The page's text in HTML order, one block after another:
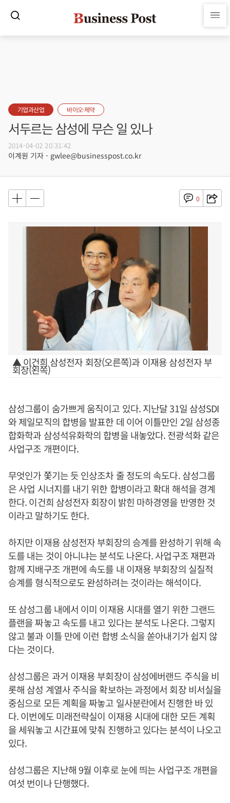
기업과산업 바이오·제약
서두르는 삼성에 무슨 일 있나
2014-04-02 20:31:42
이계원 기자 - gwlee@businesspost.co.kr
0
▲ 이건희 삼성전자 회장(오른쪽)과 이재용 삼성전자 부
회장(왼쪽)
삼성그룹이 숨가쁘게 움직이고 있다. 지난달 31일 삼성SDI
와 제일모직의 합병을 발표한 데 이어 이틀만인 2일 삼성종
합화학과 삼성석유화학의 합병을 내놓았다. 전광석화 같은
사업구조 개편이다.
무엇인가 쫓기는 듯 인상조차 줄 정도의 속도다. 삼성그룹
은 사업 시너지를 내기 위한 합병이라고 확대 해석을 경계
한다. 이건희 삼성전자 회장이 밝힌 마하경영을 반영한 것
이라고 말하기도 한다.
하지만 이재용 삼성전자 부회장의 승계를 완성하기 위해 속
도를 내는 것이 아니냐는 분석도 나온다. 사업구조 재편과
함께 지배구조 개편에 속도를 내 이재용 부회장의 실질적
승계를 형식적으로도 완성하려는 것이라는 해석이다.
또 삼성그룹 내에서 이미 이재용 시대를 열기 위한 그랜드
플랜을 짜놓고 속도를 내고 있다는 분석도 나온다. 그렇지
않고 불과 이틀 만에 이런 합병 소식을 쏟아내기가 쉽지 않
다는 것이다.
삼성그룹은 과거 이재용 부회장이 삼성에버랜드 주식을 비
롯해 삼성 계열사 주식을 확보하는 과정에서 회장 비서실을
중심으로 모든 계획을 짜놓고 일사분란에서 진행한 바 있
다. 이번에도 미래전략실이 이재용 시대에 대한 모든 계획
을 세워놓고 시간표에 맞춰 진행하고 있다는 분석이 나오고
있다.
삼성그룹은 지난해 9월 이후로 눈에 띄는 사업구조 개편을
여섯 번이나 단행했다.